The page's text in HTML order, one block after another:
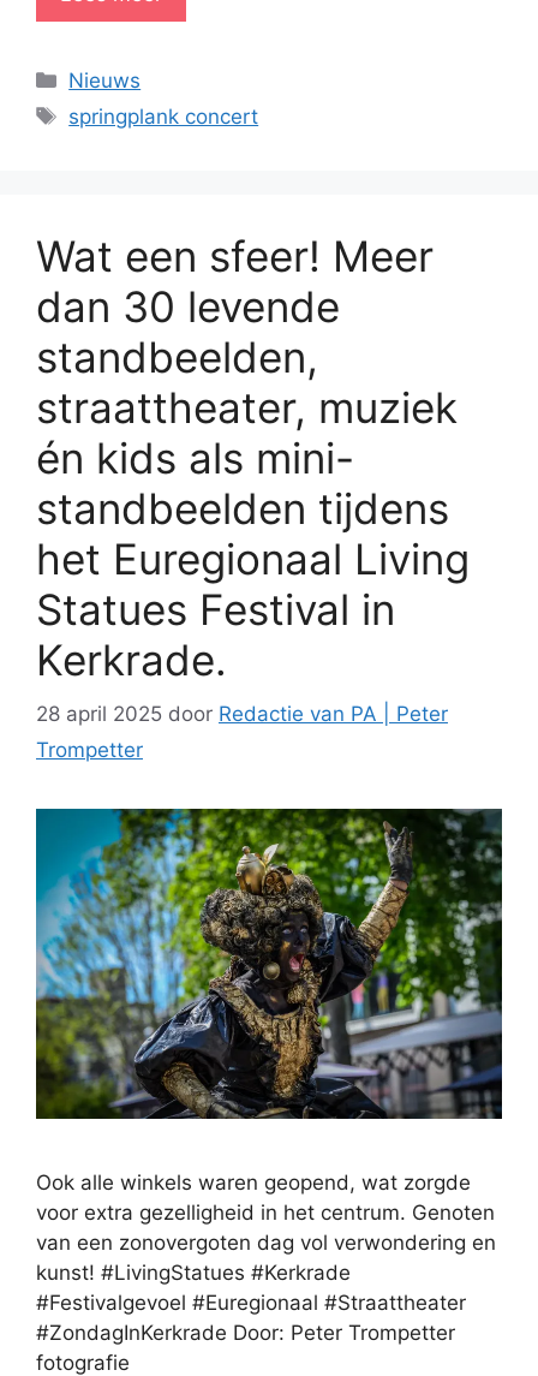
Categorieën
Nieuws
Tags
springplank concert
Wat een sfeer! Meer
dan 30 levende
standbeelden,
straattheater, muziek
én kids als mini-
standbeelden tijdens
het Euregionaal Living
Statues Festival in
Kerkrade.
28 april 2025 door Redactie van PA | Peter
Trompetter
Ook alle winkels waren geopend, wat zorgde
voor extra gezelligheid in het centrum. Genoten
van een zonovergoten dag vol verwondering en
kunst! #LivingStatues #Kerkrade
#Festivalgevoel #Euregionaal #Straattheater
#ZondagInKerkrade Door: Peter Trompetter
fotografie